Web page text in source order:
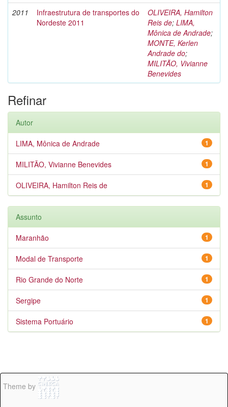
2011
Infraestrutura de transportes do
Nordeste 2011
OLIVEIRA, Hamilton
Reis de; LIMA,
Mônica de Andrade;
MONTE, Kerlen
Andrade do;
MILITÃO, Vivianne
Benevides
Refinar
Autor
1
LIMA, Mônica de Andrade
1
MILITÃO, Vivianne Benevides
1
OLIVEIRA, Hamilton Reis de
Assunto
1
Maranhão
1
Modal de Transporte
1
Rio Grande do Norte
1
Sergipe
1
Sistema Portuário
Theme by